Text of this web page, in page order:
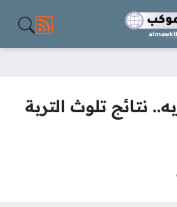
مواقع
نتائج تلوث التربة